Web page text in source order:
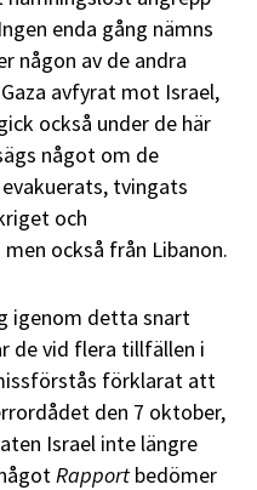
enda gång nämns
någon av de andra
avfyrat mot Israel,
också under de här
något om de
tvingats
och
också från Libanon.
igenom detta snart
de vid flera tillfällen i
förklarat att
den 7 oktober,
Israel inte längre
Rapport bedömer